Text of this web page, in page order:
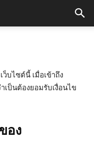
บไซต์นี้ เมื่อเข้าถึง
เป็นต้องยอมรับเงื่อนไข
อง